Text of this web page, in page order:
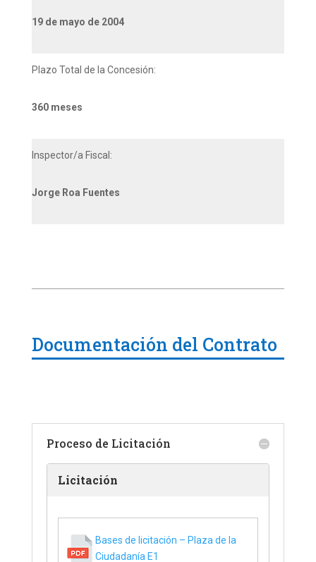
19 de mayo de 2004
Plazo Total de la Concesión:
360 meses
Inspector/a Fiscal:
Jorge Roa Fuentes
Documentación del Contrato
Proceso de Licitación
Licitación
Bases de licitación – Plaza de la
Ciudadanía E1